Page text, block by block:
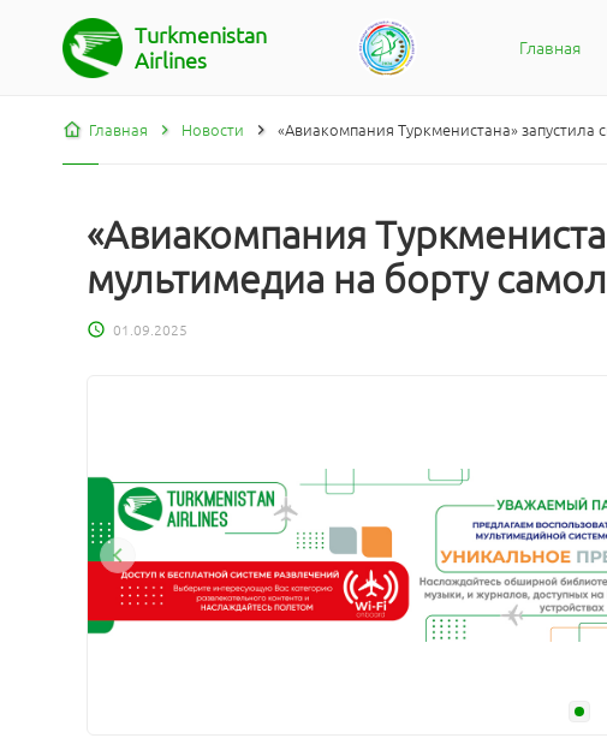
Turkmenistan
Airlines
Главная
Главная Новости «Авиакомпания Туркменистана» запустила
«Авиакомпания
мультимедиа на борту
01.09.2025